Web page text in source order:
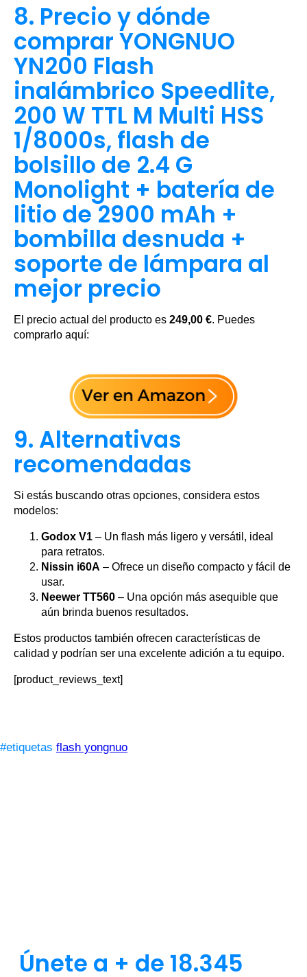
8. Precio y dónde
comprar YONGNUO
YN200 Flash
inalámbrico Speedlite,
200 W TTL M Multi HSS
1/8000s, flash de
bolsillo de 2.4 G
Monolight + batería de
litio de 2900 mAh +
bombilla desnuda +
soporte de lámpara al
mejor precio
El precio actual del producto es 249,00 €. Puedes
comprarlo aquí:
9. Alternativas
recomendadas
Si estás buscando otras opciones, considera estos
modelos:
Godox V1 – Un flash más ligero y versátil, ideal
para retratos.
Nissin i60A – Ofrece un diseño compacto y fácil de
usar.
Neewer TT560 – Una opción más asequible que
aún brinda buenos resultados.
Estos productos también ofrecen características de
calidad y podrían ser una excelente adición a tu equipo.
[product_reviews_text]
#etiquetas flash yongnuo
Únete a + de 18.345